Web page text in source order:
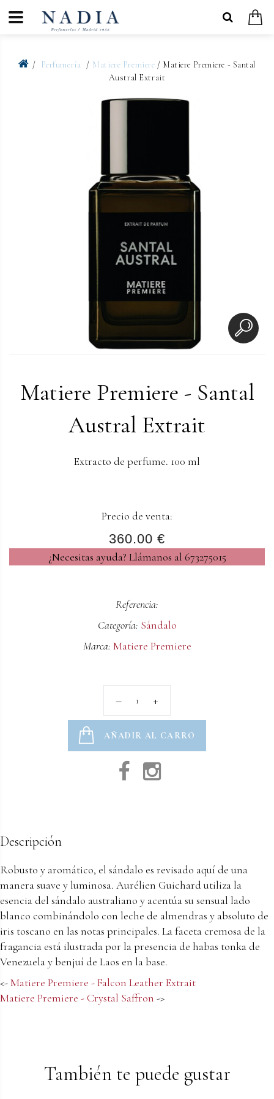
Perfumería Matiere Premiere / Matiere Premiere - Santal
Austral Extrait
Matiere Premiere - Santal
Austral Extrait
Extracto de perfume. 100 ml
Precio de venta:
360.00 €
¿Necesitas ayuda? Llámanos al 673275015
Referencia:
Categoría: Sándalo
Marca: Matiere Premiere
AÑADIR AL CARRO
Descripción
Robusto y aromático, el sándalo es revisado aquí de una
manera suave y luminosa. Aurélien Guichard utiliza la
esencia del sándalo australiano y acentúa su sensual lado
blanco combinándolo con leche de almendras y absoluto de
iris toscano en las notas principales. La faceta cremosa de la
fragancia está ilustrada por la presencia de habas tonka de
Venezuela y benjuí de Laos en la base.
<-Matiere Premiere - Falcon Leather Extrait
Matiere Premiere - Crystal Saffron ->
También te puede gustar